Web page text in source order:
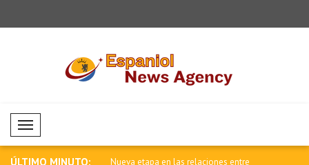
Mobil Menü
ÚLTIMO MINUTO:
en las relaciones entre Ataque armado en una escuela de